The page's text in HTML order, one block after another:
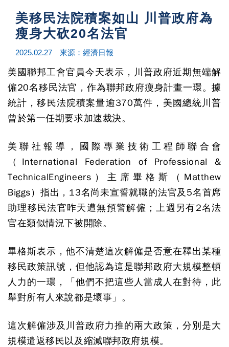
美移民法院積案如山 川普政府為
瘦身大砍20名法官
2025.02.27 來源：經濟日報
美國聯邦工會官員今天表示，川普政府近期無端解
僱20名移民法官，作為聯邦政府瘦身計畫一環。據
統計，移民法院積案量逾370萬件，美國總統川普
曾於第一任期要求加速裁決。
美聯社報導，國際專業技術工程師聯合會
（International Federation of Professional &
TechnicalEngineers）主席畢格斯（Matthew
Biggs）指出，13名尚未宣誓就職的法官及5名首席
助理移民法官昨天遭無預警解僱；上週另有2名法
官在類似情況下被開除。
畢格斯表示，他不清楚這次解僱是否意在釋出某種
移民政策訊號，但他認為這是聯邦政府大規模整頓
人力的一環，「他們不把這些人當成人在對待，此
舉對所有人來說都是壞事」。
這次解僱涉及川普政府力推的兩大政策，分別是大
規模遣返移民以及縮減聯邦政府規模。